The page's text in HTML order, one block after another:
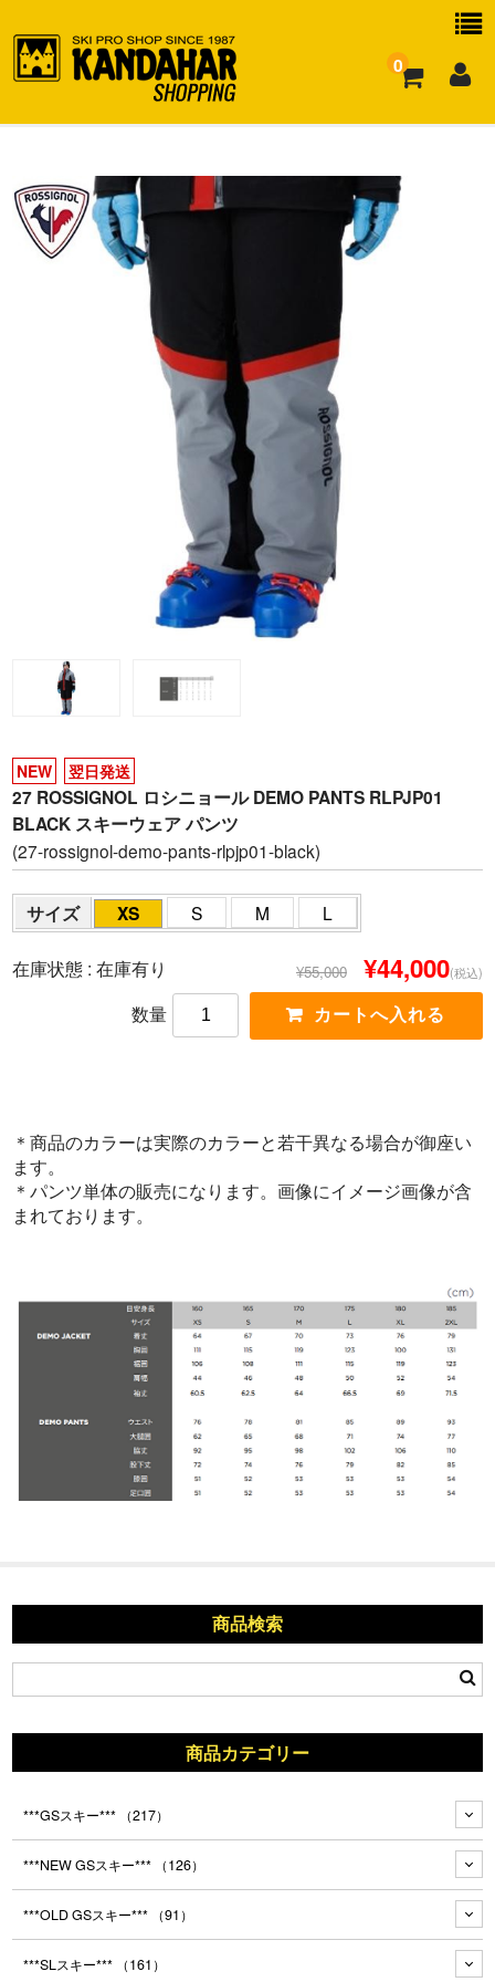
0
よくある質問
NEW 翌日発送
27 ROSSIGNOL ロシニョール DEMO PANTS RLPJP01
BLACK スキーウェア パンツ
(27-rossignol-demo-pants-rlpjp01-black)
サイズ XS S M L
在庫状態 :在庫有り ¥55,000 ¥44,000(税込)
数量
＊商品のカラーは実際のカラーと若干異なる場合が御座い
ます。
＊パンツ単体の販売になります。画像にイメージ画像が含
まれております。
商品検索
商品カテゴリー
***GSスキー*** （217）
***NEW GSスキー*** （126）
***OLD GSスキー*** （91）
***SLスキー*** （161）